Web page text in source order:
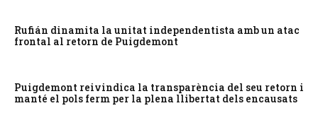
Rufián dinamita la unitat independentista amb un atac
frontal al retorn de Puigdemont
Puigdemont reivindica la transparència del seu retorn i
manté el pols ferm per la plena llibertat dels encausats